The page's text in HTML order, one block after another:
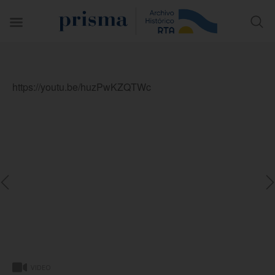
https://youtu.be/huzPwKZQTWc